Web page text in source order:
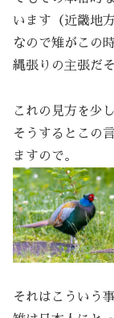
います（近畿地方
なので雉がこの
縄張りの主張だ
これの見方を少
そうするとこの
ますので。
それはこういう